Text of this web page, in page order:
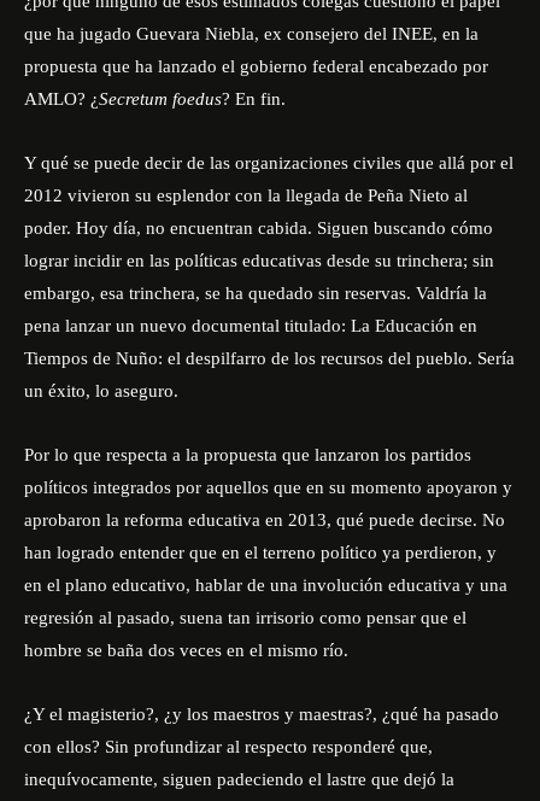
que ha jugado Guevara Niebla, ex consejero del INEE, en la
propuesta que ha lanzado el gobierno federal encabezado por
AMLO? ¿Secretum foedus? En fin.
Y qué se puede decir de las organizaciones civiles que allá por el
2012 vivieron su esplendor con la llegada de Peña Nieto al
poder. Hoy día, no encuentran cabida. Siguen buscando cómo
lograr incidir en las políticas educativas desde su trinchera; sin
embargo, esa trinchera, se ha quedado sin reservas. Valdría la
pena lanzar un nuevo documental titulado: La Educación en
Tiempos de Nuño: el despilfarro de los recursos del pueblo. Sería
un éxito, lo aseguro.
Por lo que respecta a la propuesta que lanzaron los partidos
políticos integrados por aquellos que en su momento apoyaron y
aprobaron la reforma educativa en 2013, qué puede decirse. No
han logrado entender que en el terreno político ya perdieron, y
en el plano educativo, hablar de una involución educativa y una
regresión al pasado, suena tan irrisorio como pensar que el
hombre se baña dos veces en el mismo río.
¿Y el magisterio?, ¿y los maestros y maestras?, ¿qué ha pasado
con ellos? Sin profundizar al respecto responderé que,
inequívocamente, siguen padeciendo el lastre que dejó la